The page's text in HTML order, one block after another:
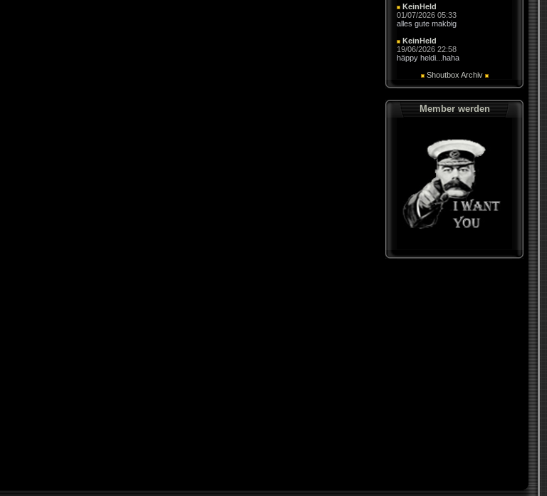
KeinHeld
01/07/2026 05:33
alles gute makbig
KeinHeld
19/06/2026 22:58
häppy heldi...haha
Shoutbox Archiv
Member werden